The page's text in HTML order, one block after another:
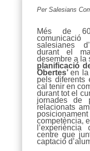
Per Salesians
Més de
salesianes
durant el
desembre a la
planificació
Obertes’en la
pels diferents
cal tenir en
durant tot el
jornades de
relacionats
competència,
centre que
captació